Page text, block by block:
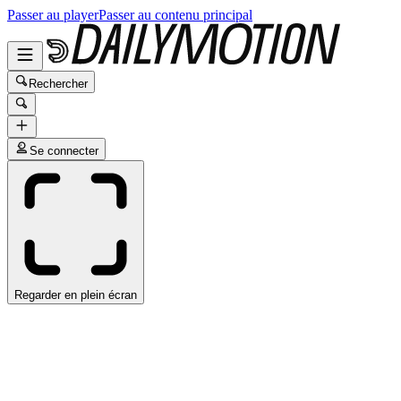
Passer au playerPasser au contenu principal
Rechercher
Se connecter
Regarder en plein écran